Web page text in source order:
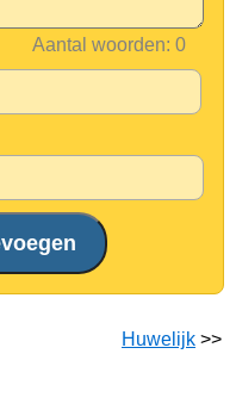
Aantal woorden:
Huwelijk >>